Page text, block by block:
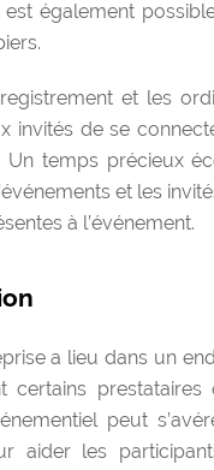
également
et les
invités de se
temps précieux
et les
à l’événement.
a lieu dans un
certains
peut
aider les